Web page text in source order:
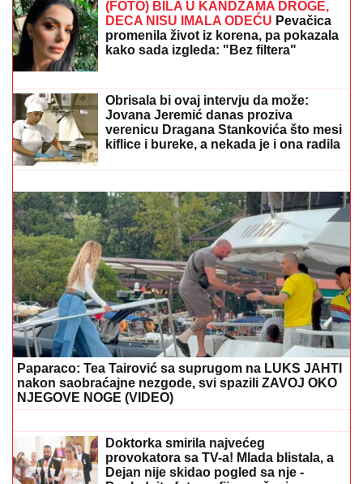
TEŠKA NESREĆA NA
MAGISTRALNOM PUTU!Saobraćaj
potpuno obustavljen, IMA
POVREĐENIH: Policija vrši uviđaj kod
Marina Tucaković iznajmljivala stan gde je čuvala
stvari vredne milion evra, otkriveni detalji: "Futa je
sve to stavio u crne kese"
PEVAČICA IMA 54. GODINE I NIJEDNU
ESTETSKU OPERACIJUPokazala lice
bez trunke šminke: "Šta da operišem?
Takva sam kakva sam!"
(FOTO) BILA U KANDŽAMA DROGE,
DECA NISU IMALA ODEĆU
kako sada izgleda: "Bez filtera"